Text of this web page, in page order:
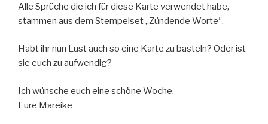
Alle Sprüche die ich für diese Karte verwendet habe,
stammen aus dem Stempelset „Zündende Worte“.
Habt ihr nun Lust auch so eine Karte zu basteln? Oder ist
sie euch zu aufwendig?
Ich wünsche euch eine schöne Woche.
Eure Mareike